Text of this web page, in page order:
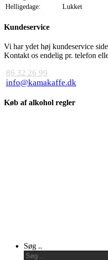
Helligedage:
Lukket
Kundeservice
Vi har ydet høj kundeservice
Kontakt os endelig pr. telefon
86 32 26 99
info@kamakaffe.dk
Køb af alkohol regler
Menu
Søg ..